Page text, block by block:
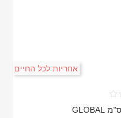
אחריות לכל החיים